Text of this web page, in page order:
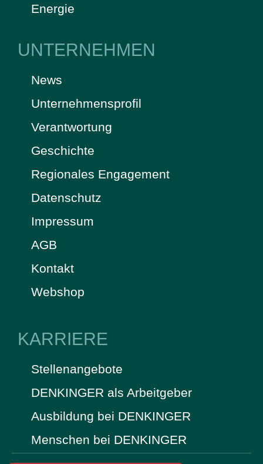
Energie
UNTERNEHMEN
News
Unternehmensprofil
Verantwortung
Geschichte
Regionales Engagement
Datenschutz
Impressum
AGB
Kontakt
Webshop
KARRIERE
Stellenangebote
DENKINGER als Arbeitgeber
Ausbildung bei DENKINGER
Menschen bei DENKINGER